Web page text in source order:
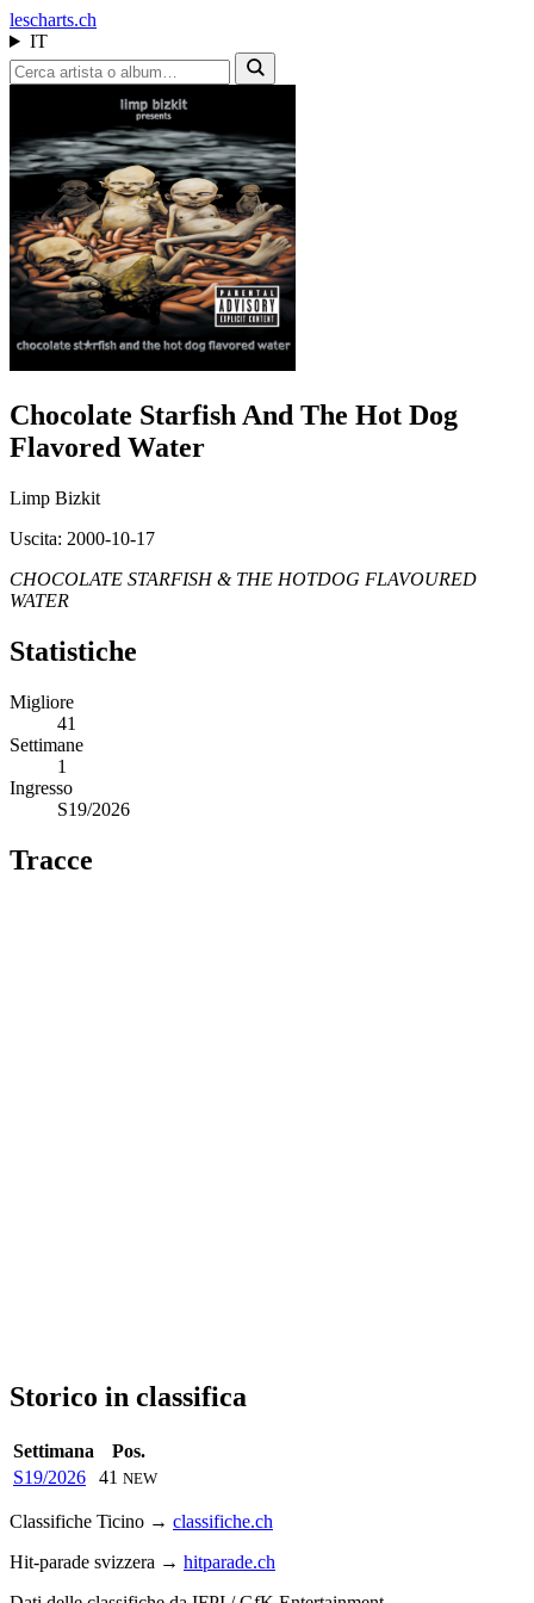
lescharts.ch
IT
Chocolate Starfish And The Hot Dog
Flavored Water
Limp Bizkit
Uscita: 2000-10-17
CHOCOLATE STARFISH & THE HOTDOG FLAVOURED
WATER
Statistiche
Migliore
41
Settimane
1
Ingresso
S19/2026
Tracce
Storico in classifica
Settimana
Pos.
S19/2026
41 NEW
Classifiche Ticino → classifiche.ch
Hit-parade svizzera → hitparade.ch